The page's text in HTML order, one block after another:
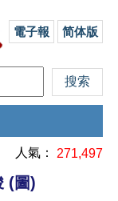
電子報 简体版
人氣： 271,497
(圖)